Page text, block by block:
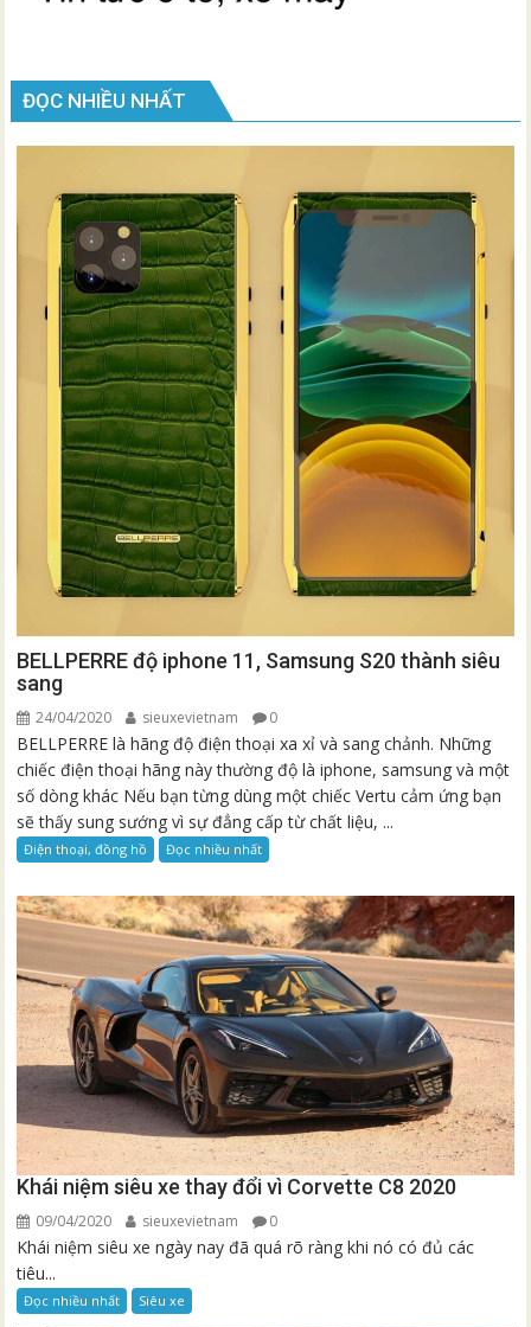
ĐỌC NHIỀU NHẤT
BELLPERRE độ iphone 11, Samsung S20 thành siêu
sang
24/04/2020 sieuxevietnam 0
BELLPERRE là hãng độ điện thoại xa xỉ và sang chảnh. Những
chiếc điện thoại hãng này thường độ là iphone, samsung và một
số dòng khác Nếu bạn từng dùng một chiếc Vertu cảm ứng bạn
sẽ thấy sung sướng vì sự đẳng cấp từ chất liệu, ...
Điện thoại, đồng hồ Đọc nhiều nhất
Khái niệm siêu xe thay đổi vì Corvette C8 2020
09/04/2020 sieuxevietnam 0
Khái niệm siêu xe ngày nay đã quá rõ ràng khi nó có đủ các
tiêu...
Đọc nhiều nhất Siêu xe